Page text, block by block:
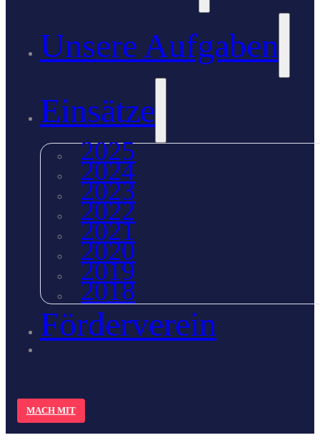
Unsere Aufgaben
Einsätze
2025
2024
2023
2022
2021
2020
2019
2018
Förderverein
MACH MIT